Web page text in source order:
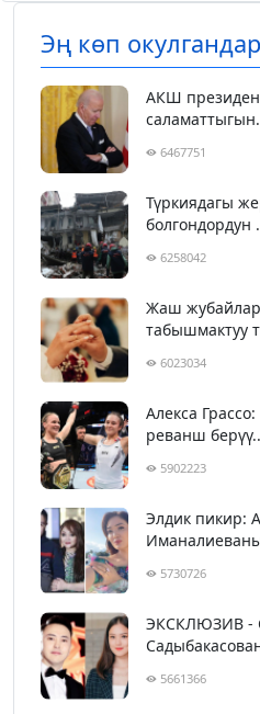
Эң көп окулгандар
АКШ
6467751
Түркиядагы
болгондордун
6258042
Жаш жубайлар
табышмактуу
6023034
Алекса
реванш
5902223
Элдик пикир:
5730726
ЭКСКЛЮЗИВ -
5661366